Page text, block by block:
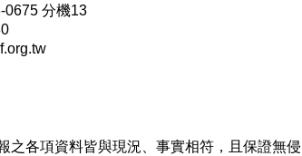
0675 分機13
之各項資料皆與現況、事實相符，且保證無侵